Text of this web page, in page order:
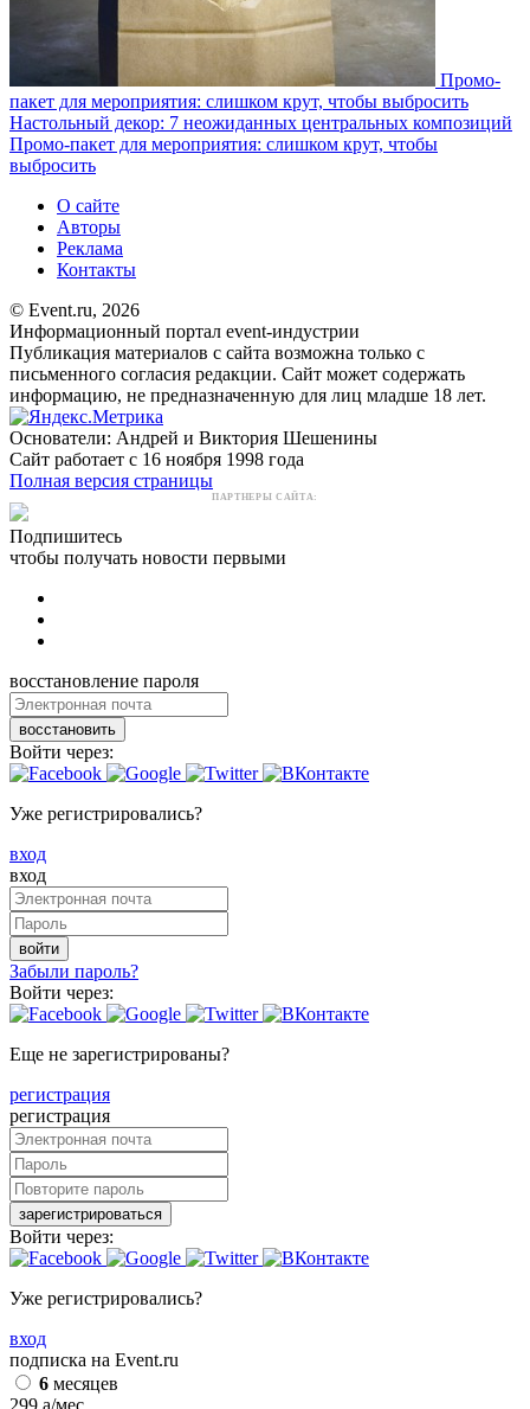
Промо-
пакет для мероприятия: слишком крут, чтобы выбросить
Настольный декор: 7 неожиданных центральных композиций
Промо-пакет для мероприятия: слишком крут, чтобы
выбросить
О сайте
Авторы
Реклама
Контакты
© Event.ru, 2026
Информационный портал event-индустрии
Публикация материалов с сайта возможна только с
письменного согласия редакции. Сайт может содержать
информацию, не предназначенную для лиц младше 18 лет.
Основатели: Андрей и Виктория Шешенины
Сайт работает с 16 ноября 1998 года
Полная версия страницы
ПАРТНЕРЫ САЙТА:
Подпишитесь
чтобы получать новости первыми
восстановление пароля
восстановить
Войти через:
Уже регистрировались?
вход
вход
войти
Забыли пароль?
Войти через:
Еще не зарегистрированы?
регистрация
регистрация
зарегистрироваться
Войти через:
Уже регистрировались?
вход
подписка на Event.ru
6 месяцев
299 a/мес.